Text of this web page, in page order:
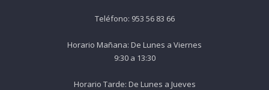
Teléfono: 953 56 83 66
Horario Mañana: De Lunes a Viernes
9:30 a 13:30
Horario Tarde: De Lunes a Jueves